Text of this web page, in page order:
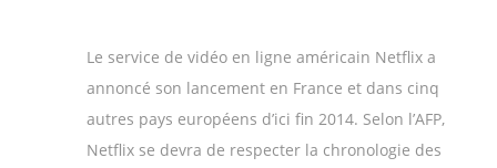
Le service de vidéo en ligne américain Netflix a
annoncé son lancement en France et dans cinq
autres pays européens d’ici fin 2014. Selon l’AFP,
Netflix se devra de respecter la chronologie des